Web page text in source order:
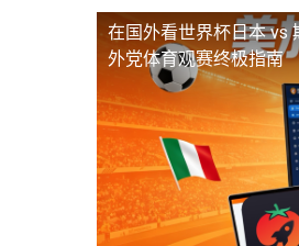
在国外看世界杯日本 vs
外党体育观赛终极指南